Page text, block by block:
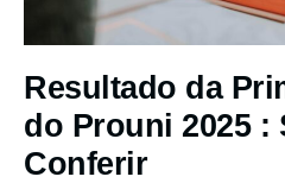
Resultado da
do Prouni 2025 :
Conferir